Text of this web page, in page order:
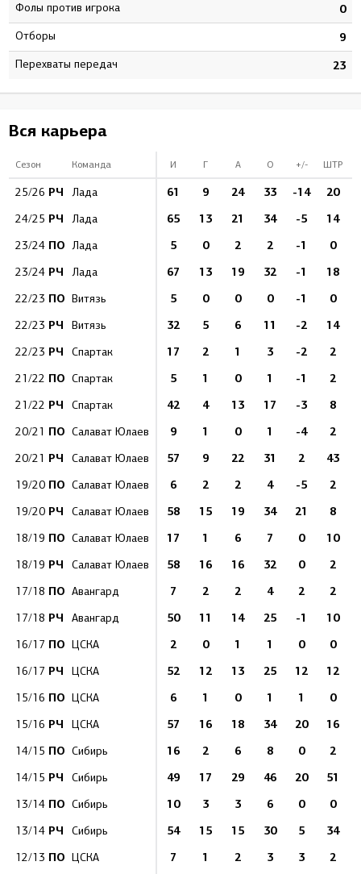
Фолы против игрока 0
Отборы 9
Перехваты передач 23
Вся карьера
Сезон Команда И Г А О +/- ШТР
25/26 РЧ Лада 61 9 24 33 -14 20
24/25 РЧ Лада 65 13 21 34 -5 14
23/24 ПО Лада 5 0 2 2 -1 0
23/24 РЧ Лада 67 13 19 32 -1 18
22/23 ПО Витязь 5 0 0 0 -1 0
22/23 РЧ Витязь 32 5 6 11 -2 14
22/23 РЧ Спартак 17 2 1 3 -2 2
21/22 ПО Спартак 5 1 0 1 -1 2
21/22 РЧ Спартак 42 4 13 17 -3 8
20/21 ПО Салават Юлаев 9 1 0 1 -4 2
20/21 РЧ Салават Юлаев 57 9 22 31 2 43
19/20 ПО Салават Юлаев 6 2 2 4 -5 2
19/20 РЧ Салават Юлаев 58 15 19 34 21 8
18/19 ПО Салават Юлаев 17 1 6 7 0 10
18/19 РЧ Салават Юлаев 58 16 16 32 0 2
17/18 ПО Авангард 7 2 2 4 2 2
17/18 РЧ Авангард 50 11 14 25 -1 10
16/17 ПО ЦСКА 2 0 1 1 0 0
16/17 РЧ ЦСКА 52 12 13 25 12 12
15/16 ПО ЦСКА 6 1 0 1 1 0
15/16 РЧ ЦСКА 57 16 18 34 20 16
14/15 ПО Сибирь 16 2 6 8 0 2
14/15 РЧ Сибирь 49 17 29 46 20 51
13/14 ПО Сибирь 10 3 3 6 0 0
13/14 РЧ Сибирь 54 15 15 30 5 34
12/13 ПО ЦСКА 7 1 2 3 3 2